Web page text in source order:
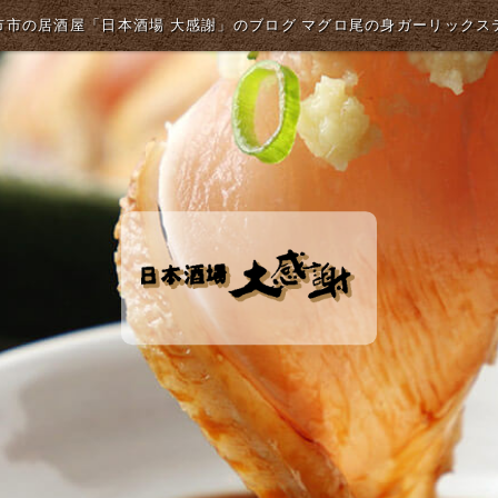
市の居酒屋「日本酒場 大感謝」のブログ マグロ尾の身ガーリックス